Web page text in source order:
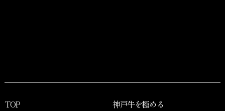
TOP
神戸牛を極める